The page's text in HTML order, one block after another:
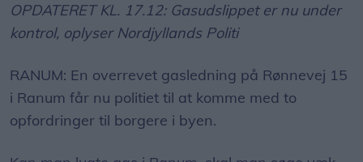
OPDATERET KL. 17.12: Gasudslippet er nu under
kontrol, oplyser Nordjyllands Politi
RANUM: En overrevet gasledning på Rønnevej 15
i Ranum får nu politiet til at komme med to
opfordringer til borgere i byen.